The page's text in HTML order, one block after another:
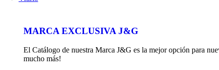
MARCA EXCLUSIVA J&G
El Catálogo de nuestra Marca J&G es la mejor opción para
mucho más!